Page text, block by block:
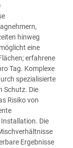
hinweg
eine
erfahrene
Tag. Komplexe
spezialisierte
Schutz. Die
Risiko von
Die
Ergebnisse